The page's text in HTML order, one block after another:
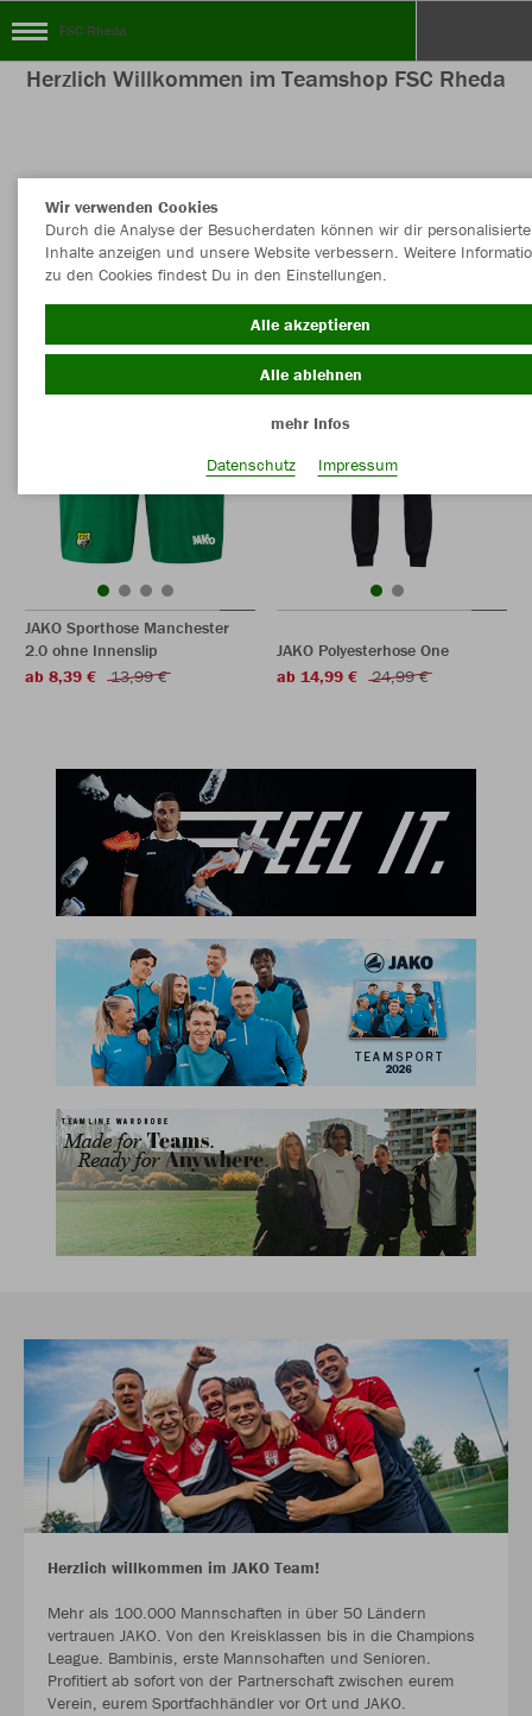
FSC Rheda
Herzlich Willkommen im Teamshop FSC Rheda
JAKO Sporthose Manchester
2.0 ohne Innenslip
ab 8,39 €
13,99 €
JAKO Polyesterhose One
ab 14,99 €
24,99 €
Herzlich willkommen im JAKO Team!
Mehr als 100.000 Mannschaften in über 50 Ländern
vertrauen JAKO. Von den Kreisklassen bis in die Champions
League. Bambinis, erste Mannschaften und Senioren.
Profitiert ab sofort von der Partnerschaft zwischen eurem
Verein, eurem Sportfachhändler vor Ort und JAKO.
Wir verwenden Cookies
Durch die Analyse der Besucherdaten können wir dir personalisierte
Inhalte anzeigen und unsere Website verbessern. Weitere
zu den Cookies findest Du in den Einstellungen.
Alle akzeptieren
Alle ablehnen
mehr Infos
Datenschutz
Impressum